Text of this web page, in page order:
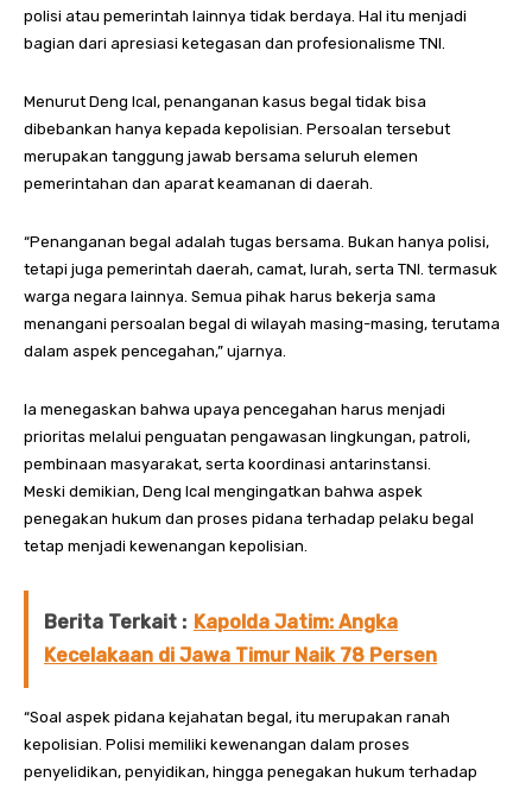
polisi atau pemerintah lainnya tidak berdaya. Hal itu menjadi
bagian dari apresiasi ketegasan dan profesionalisme TNI.
Menurut Deng Ical, penanganan kasus begal tidak bisa
dibebankan hanya kepada kepolisian. Persoalan tersebut
merupakan tanggung jawab bersama seluruh elemen
pemerintahan dan aparat keamanan di daerah.
“Penanganan begal adalah tugas bersama. Bukan hanya polisi,
tetapi juga pemerintah daerah, camat, lurah, serta TNI. termasuk
warga negara lainnya. Semua pihak harus bekerja sama
menangani persoalan begal di wilayah masing-masing, terutama
dalam aspek pencegahan,” ujarnya.
Ia menegaskan bahwa upaya pencegahan harus menjadi
prioritas melalui penguatan pengawasan lingkungan, patroli,
pembinaan masyarakat, serta koordinasi antarinstansi.
Meski demikian, Deng Ical mengingatkan bahwa aspek
penegakan hukum dan proses pidana terhadap pelaku begal
tetap menjadi kewenangan kepolisian.
Berita Terkait : Kapolda Jatim: Angka
Kecelakaan di Jawa Timur Naik 78 Persen
“Soal aspek pidana kejahatan begal, itu merupakan ranah
kepolisian. Polisi memiliki kewenangan dalam proses
penyelidikan, penyidikan, hingga penegakan hukum terhadap